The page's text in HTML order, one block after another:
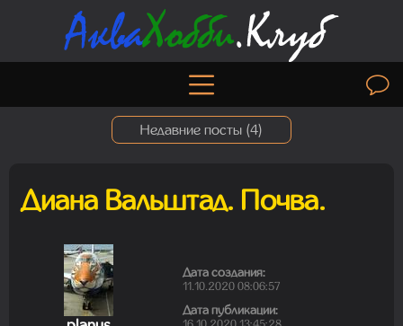
Недавние посты (4)
Диана Вальштад. Почва.
Дата создания:
11.10.2020 08:06:57
Дата публикации:
16.10.2020 13:45:28